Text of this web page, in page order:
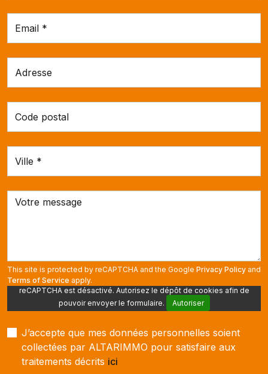
This site is protected by reCAPTCHA and the Google Privacy Policy and
Terms of Service apply.
reCAPTCHA est désactivé. Autorisez le dépôt de cookies afin de
pouvoir envoyer le formulaire.
Autoriser
J’accepte que mes données personnelles soient
collectées par ALTARIMMO pour satisfaire aux
traitements décrits ici